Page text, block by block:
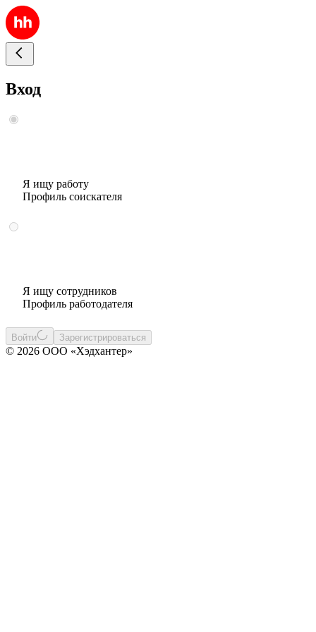
Вход
Я ищу работу
Профиль соискателя
Я ищу сотрудников
Профиль работодателя
Войти Зарегистрироваться
© 2026 ООО «Хэдхантер»